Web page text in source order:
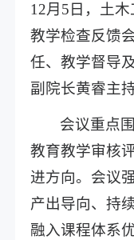
12月5日，土
教学检查反馈
任、教学督导
副院长黄睿主持
会议重点
教育教学审核
进方向。会议
产出导向、持
融入课程体系